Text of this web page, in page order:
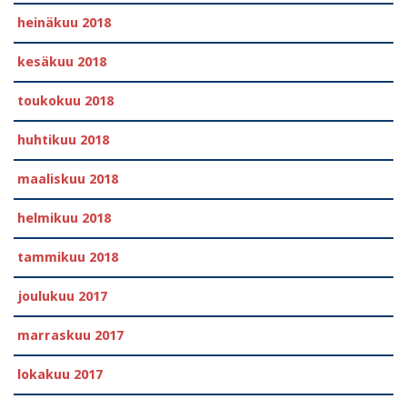
heinäkuu 2018
kesäkuu 2018
toukokuu 2018
huhtikuu 2018
maaliskuu 2018
helmikuu 2018
tammikuu 2018
joulukuu 2017
marraskuu 2017
lokakuu 2017